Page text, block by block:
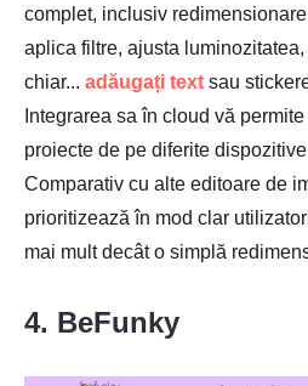
complet, inclusiv
aplica filtre, ajusta
chiar... adăugați text sau
Integrarea sa în cloud vă
proiecte de pe diferite
Comparativ cu alte editoare de
prioritizează în mod clar
mai mult decât o simplă
4. BeFunky